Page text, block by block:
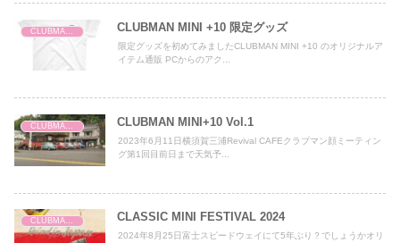
CLUBMAN MINI+10 CLUBMAN MINI +10 限定グッズ
限定グッズを初めてみましたCLUBMAN MINI +10 のオリジナルア
イテム通販 PCからのアク...
CLUBMAN MINI+10 CLUBMAN MINI+10 Vol.1
2023年6月11日横須賀三浦Revival CAFEクラブマン顔ミーティン
グ第1回目前日まで天気予...
CLUBMAN MINI+10 CLASSIC MINI FESTIVAL 2024
2024年8月25日富士スピードウェイにて5年ぶり？でしょうかオリ